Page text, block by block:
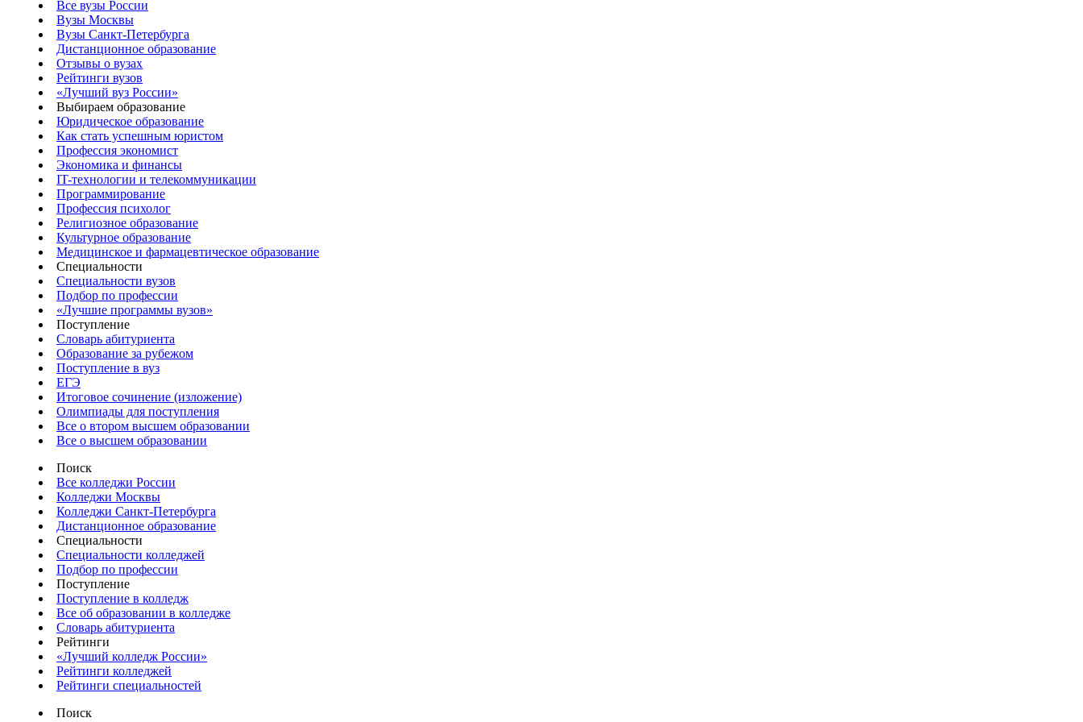
Все вузы России
Вузы Москвы
Вузы Санкт-Петербурга
Дистанционное образование
Отзывы о вузах
Рейтинги вузов
«Лучший вуз России»
Выбираем образование
Юридическое образование
Как стать успешным юристом
Профессия экономист
Экономика и финансы
IT-технологии и телекоммуникации
Программирование
Профессия психолог
Религиозное образование
Культурное образование
Медицинское и фармацевтическое образование
Специальности
Специальности вузов
Подбор по профессии
«Лучшие программы вузов»
Поступление
Словарь абитуриента
Образование за рубежом
Поступление в вуз
ЕГЭ
Итоговое сочинение (изложение)
Олимпиады для поступления
Все о втором высшем образовании
Все о высшем образовании
Поиск
Все колледжи России
Колледжи Москвы
Колледжи Санкт-Петербурга
Дистанционное образование
Специальности
Специальности колледжей
Подбор по профессии
Поступление
Поступление в колледж
Все об образовании в колледже
Словарь абитуриента
Рейтинги
«Лучший колледж России»
Рейтинги колледжей
Рейтинги специальностей
Поиск